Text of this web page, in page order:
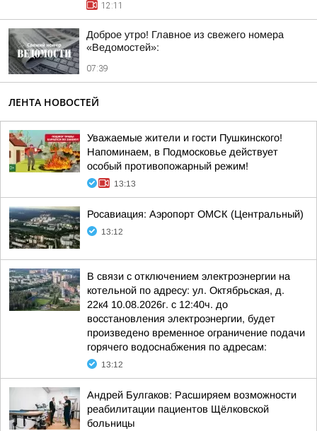
12:11
Доброе утро! Главное из свежего номера
«Ведомостей»:
07:39
ЛЕНТА НОВОСТЕЙ
Уважаемые жители и гости Пушкинского!
Напоминаем, в Подмосковье действует
особый противопожарный режим!
13:13
Росавиация: Аэропорт ОМСК (Центральный)
13:12
В связи с отключением электроэнергии на
котельной по адресу: ул. Октябрьская, д.
22к4 10.08.2026г. с 12:40ч. до
восстановления электроэнергии, будет
произведено временное ограничение подачи
горячего водоснабжения по адресам:
13:12
Андрей Булгаков: Расширяем возможности
реабилитации пациентов Щёлковской
больницы